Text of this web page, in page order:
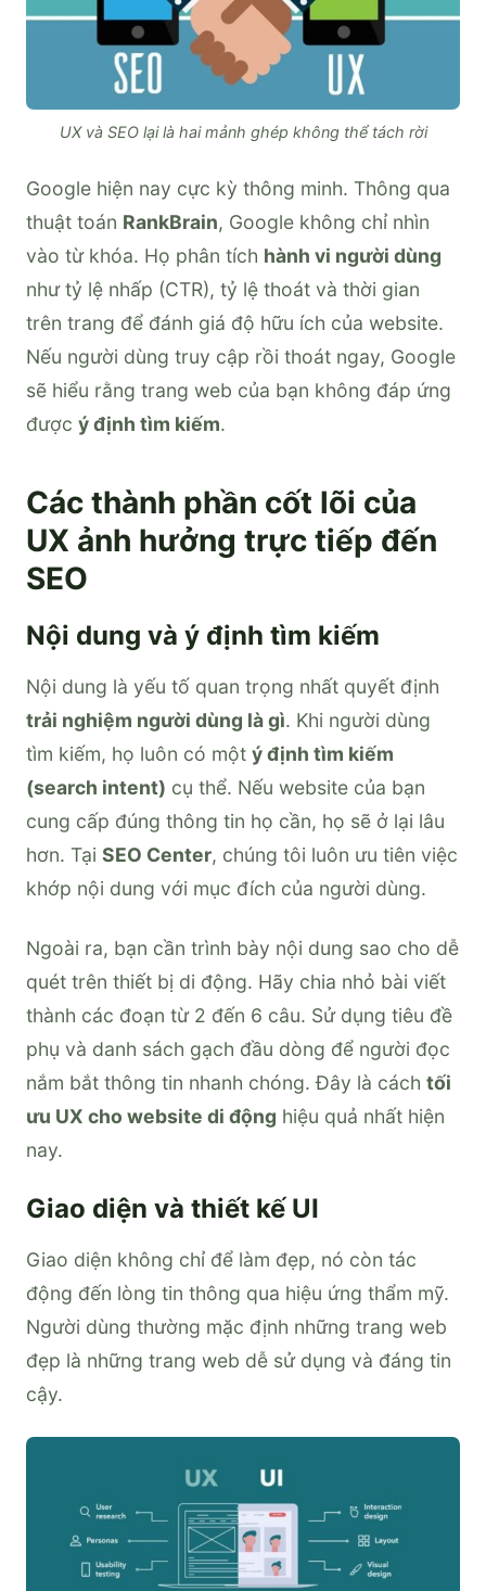
UX và SEO lại là hai mảnh ghép không thể tách rời
Google hiện nay cực kỳ thông minh. Thông qua
thuật toán RankBrain, Google không chỉ nhìn
vào từ khóa. Họ phân tích hành vi người dùng
như tỷ lệ nhấp (CTR), tỷ lệ thoát và thời gian
trên trang để đánh giá độ hữu ích của website.
Nếu người dùng truy cập rồi thoát ngay, Google
sẽ hiểu rằng trang web của bạn không đáp ứng
được ý định tìm kiếm.
Các thành phần cốt lõi của
UX ảnh hưởng trực tiếp đến
SEO
Nội dung và ý định tìm kiếm
Nội dung là yếu tố quan trọng nhất quyết định
trải nghiệm người dùng là gì. Khi người dùng
tìm kiếm, họ luôn có một ý định tìm kiếm
(search intent) cụ thể. Nếu website của bạn
cung cấp đúng thông tin họ cần, họ sẽ ở lại lâu
hơn. Tại SEO Center, chúng tôi luôn ưu tiên việc
khớp nội dung với mục đích của người dùng.
Ngoài ra, bạn cần trình bày nội dung sao cho dễ
quét trên thiết bị di động. Hãy chia nhỏ bài viết
thành các đoạn từ 2 đến 6 câu. Sử dụng tiêu đề
phụ và danh sách gạch đầu dòng để người đọc
nắm bắt thông tin nhanh chóng. Đây là cách tối
ưu UX cho website di động hiệu quả nhất hiện
nay.
Giao diện và thiết kế UI
Giao diện không chỉ để làm đẹp, nó còn tác
động đến lòng tin thông qua hiệu ứng thẩm mỹ.
Người dùng thường mặc định những trang web
đẹp là những trang web dễ sử dụng và đáng tin
cậy.